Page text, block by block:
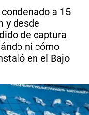
a 15
y desde
de captura
ni cómo
en el Bajo